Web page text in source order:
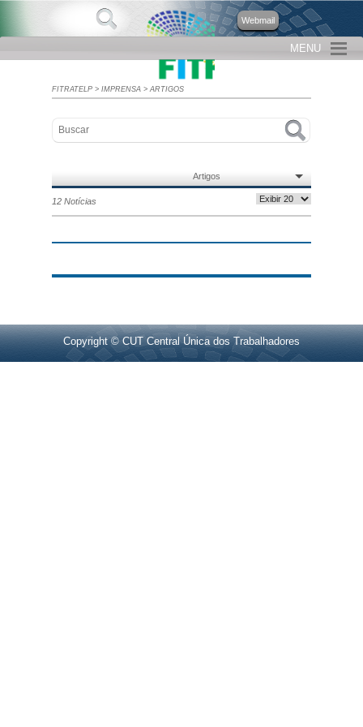
Webmail
MENU
FITRATELP > IMPRENSA >ARTIGOS
Artigos
12 Notícias
Copyright © CUT Central Única dos Trabalhadores